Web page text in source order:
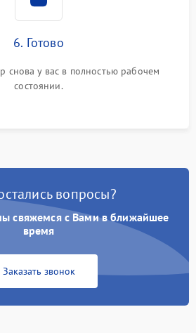
6. Готово
снова у вас в полностью рабочем
состоянии.
вопросы?
свяжемся с Вами в ближайшее
время
Заказать звонок